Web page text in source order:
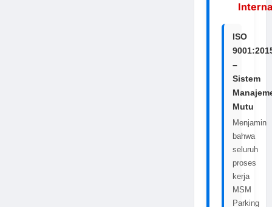
ISO
–
Sistem
Mutu
Menjamin
bahwa
seluruh
proses
kerja
MSM
Parking